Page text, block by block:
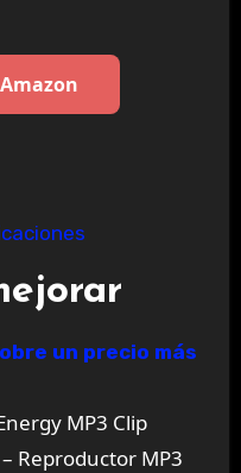
un precio más
Reproductor MP3